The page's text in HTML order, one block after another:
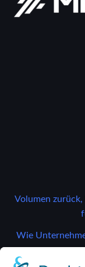
Volumen
Wie